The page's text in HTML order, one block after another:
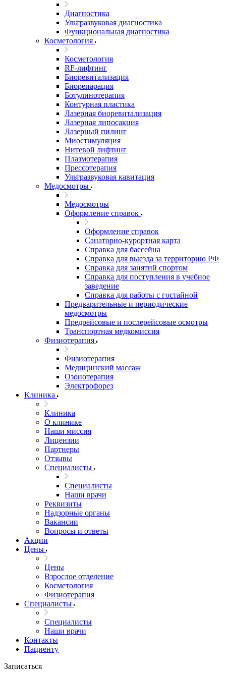
Диагностика
Ультразвуковая диагностика
Функциональная диагностика
Косметология
Косметология
RF-лифтинг
Биоревитализация
Биорепарация
Ботулинотерапия
Контурная пластика
Лазерная биоревитализация
Лазерная липосакция
Лазерный пилинг
Миостимуляция
Нитевой лифтинг
Плазмотерапия
Прессотерапия
Ультразвуковая кавитация
Медосмотры
Медосмотры
Оформление справок
Оформление справок
Санаторно-курортная карта
Справка для бассейна
Справка для выезда за территорию РФ
Справка для занятий спортом
Справка для поступления в учебное
заведение
Справка для работы с гостайной
Предварительные и периодические
медосмотры
Предрейсовые и послерейсовые осмотры
Транспортная медкомиссия
Физиотерапия
Физиотерапия
Медицинский массаж
Озонотерапия
Электрофорез
Клиника
Клиника
О клинике
Наши миссия
Лицензии
Партнеры
Отзывы
Специалисты
Специалисты
Наши врачи
Реквизиты
Надзорные органы
Вакансии
Вопросы и ответы
Акции
Цены
Цены
Взрослое отделение
Косметология
Физиотерапия
Специалисты
Специалисты
Наши врачи
Контакты
Пациенту
Записаться